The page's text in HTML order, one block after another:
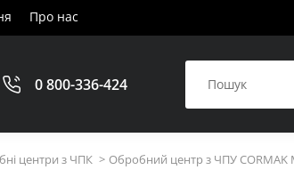
Про нас
0 800-336-424
центри з ЧПК Обробний центр з ЧПУ CORMAK